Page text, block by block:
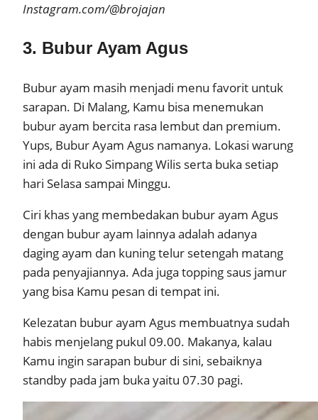
Instagram.com/@brojajan
3. Bubur Ayam Agus
Bubur ayam masih menjadi menu favorit untuk
sarapan. Di Malang, Kamu bisa menemukan
bubur ayam bercita rasa lembut dan premium.
Yups, Bubur Ayam Agus namanya. Lokasi warung
ini ada di Ruko Simpang Wilis serta buka setiap
hari Selasa sampai Minggu.
Ciri khas yang membedakan bubur ayam Agus
dengan bubur ayam lainnya adalah adanya
daging ayam dan kuning telur setengah matang
pada penyajiannya. Ada juga topping saus jamur
yang bisa Kamu pesan di tempat ini.
Kelezatan bubur ayam Agus membuatnya sudah
habis menjelang pukul 09.00. Makanya, kalau
Kamu ingin sarapan bubur di sini, sebaiknya
standby pada jam buka yaitu 07.30 pagi.